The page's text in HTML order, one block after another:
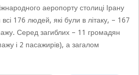
аеропорту столиці Ірану
176 людей, які були в літаку, – 167
Серед загиблих – 11 громадян
і 2 пасажирів), а загалом